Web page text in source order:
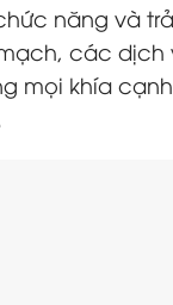
năng và
các dịch
mọi khía